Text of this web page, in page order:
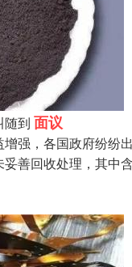
随到 面议
强，各国政府纷纷
善回收处理，其中